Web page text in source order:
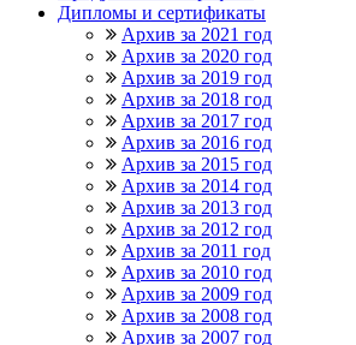
Дипломы и сертификаты
Архив за 2021 год
Архив за 2020 год
Архив за 2019 год
Архив за 2018 год
Архив за 2017 год
Архив за 2016 год
Архив за 2015 год
Архив за 2014 год
Архив за 2013 год
Архив за 2012 год
Архив за 2011 год
Архив за 2010 год
Архив за 2009 год
Архив за 2008 год
Архив за 2007 год